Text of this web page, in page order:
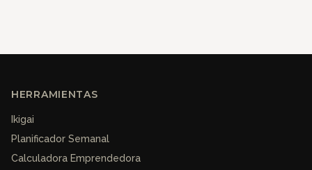
HERRAMIENTAS
Ikigai
Planificador Semanal
Calculadora Emprendedora